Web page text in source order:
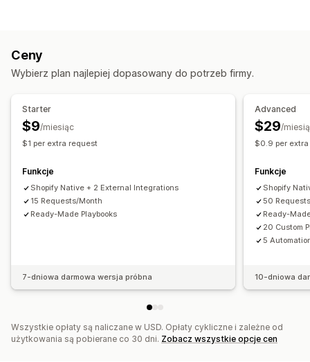
Długookresowa wartość klienta (LTV)
Analizy kohorty
Analiza AI
Analizy realizacji zakupu
Wskaźniki referencyjne
Eksport danych Dane archiwalne
Ceny
Wybierz plan najlepiej dopasowany do potrzeb firmy.
Starter
$9/miesiąc
$1 per extra request
Funkcje
Shopify Native + 2 External Integrations
15 Requests/Month
Ready-Made Playbooks
7-dniowa darmowa wersja próbna
Advanced
$29/
$0.9 per
Funkcje
Shopify
50
Ready-
20 Custom
5
10-dniowa
Wszystkie opłaty są naliczane w USD. Opłaty cykliczne i zależne od
użytkowania są pobierane co 30 dni. Zobacz wszystkie opcje cen